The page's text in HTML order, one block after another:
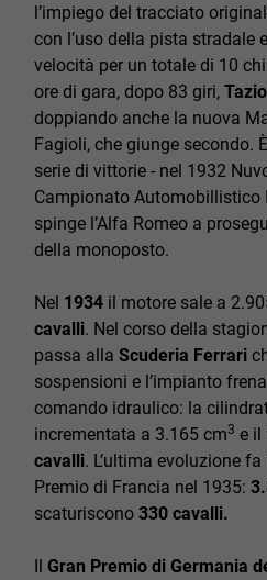
l’impiego del tracciato
con l’uso della pista stradale
velocità per un totale di 10
ore di gara, dopo 83 giri, Tazio
doppiando anche la nuova
Fagioli, che giunge secondo.
serie di vittorie - nel 1932
Campionato Automobillistico
spinge l’Alfa Romeo a
della monoposto.
Nel 1934 il motore sale a
cavalli. Nel corso della
passa alla Scuderia Ferrari
sospensioni e l’impianto
comando idraulico: la
incrementata a 3.165 cm3 e il
cavalli. L’ultima evoluzione
Premio di Francia nel 1935:
scaturiscono 330 cavalli.
Il Gran Premio di Germania